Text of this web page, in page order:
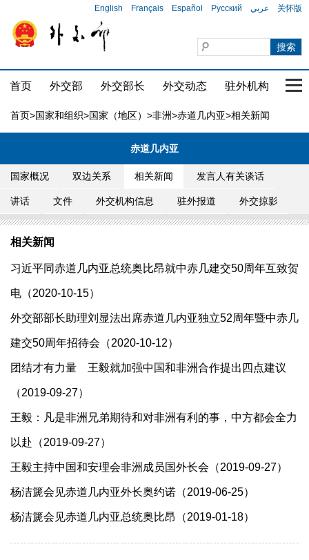
English Français Español Русский عربي 关怀版
首页 外交部 外交部长 外交动态 驻外机构 国
首页>国家和组织>国家（地区） >非洲>赤道几内亚>相关新闻
赤道几内亚
国家概况 双边关系 相关新闻 发言人有关谈话
讲话 文件 外交机构信息 驻外报道 外交掠影
相关新闻
习近平同赤道几内亚总统奥比昂就中赤几建交50周年互致贺
电（2020-10-15）
外交部部长助理刘显法出席赤道几内亚独立52周年暨中赤几
建交50周年招待会（2020-10-12）
团结才有力量 王毅就加强中国和非洲合作提出四点建议
（2019-09-27）
王毅：凡是非洲兄弟期待和对非洲有利的事，中方都会全力
以赴（2019-09-27）
王毅主持中国和安理会非洲成员国外长会（2019-09-27）
杨洁篪会见赤道几内亚外长奥约诺（2019-06-25）
杨洁篪会见赤道几内亚总统奥比昂（2019-01-18）